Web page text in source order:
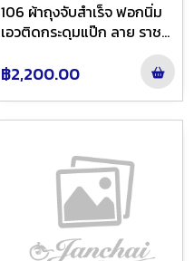
106 ผ้าถุงจับสำเร็จ ฟอกนิ่ม
เอวติดกระดุมแป๊ก ลาย ราช
วัตรหน้านาง สี หยกฟ้าทอง
ย้อมฟ้าไล่สี
฿2,200.00